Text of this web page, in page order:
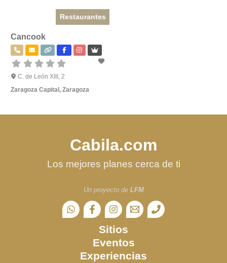
Restaurantes
Cancook
C. de León XIII, 2
Zaragoza Capital, Zaragoza
Cabila.com
Los mejores planes cerca de ti
Un proyecto de LFM
Sitios
Eventos
Experiencias